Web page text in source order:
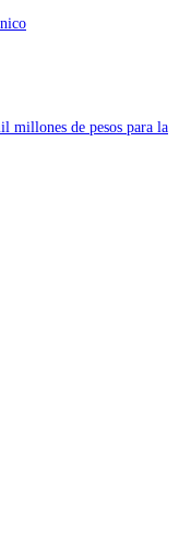
millones de pesos para la